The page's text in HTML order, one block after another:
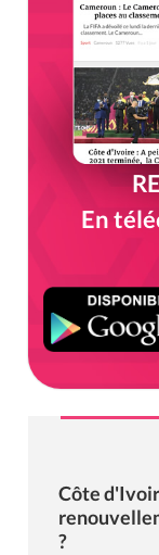
En
Côte
?